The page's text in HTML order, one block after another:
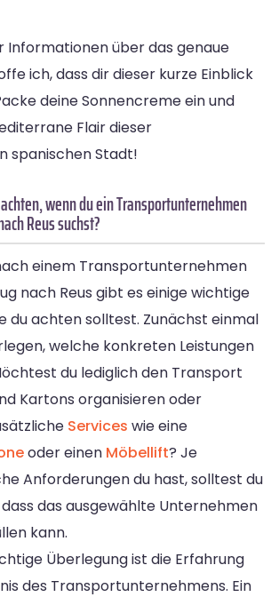
Informationen über das genaue
ich, dass dir dieser kurze Einblick
deine Sonnencreme ein und
Flair dieser
spanischen Stadt!
wenn du ein Transportunternehmen
Reus suchst?
einem Transportunternehmen
nach Reus gibt es einige wichtige
du achten solltest. Zunächst einmal
welche konkreten Leistungen
du lediglich den Transport
Kartons organisieren oder
Services wie eine
oder einen Möbellift? Je
Anforderungen du hast, solltest du
das ausgewählte Unternehmen
kann.
Überlegung ist die Erfahrung
des Transportunternehmens. Ein